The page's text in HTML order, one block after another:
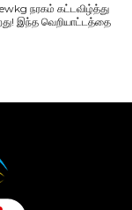
நரகம் கட்டவிழ்த்து
இந்த வெறியாட்டத்தை